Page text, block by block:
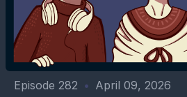
Episode 282 • April 09, 2026